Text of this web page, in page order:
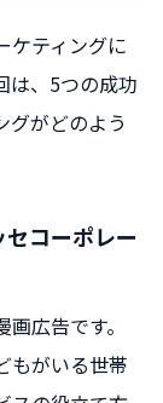
ケティングに
は、5つの成功
グがどのよう
コーポレー
広告です。
もがいる世帯